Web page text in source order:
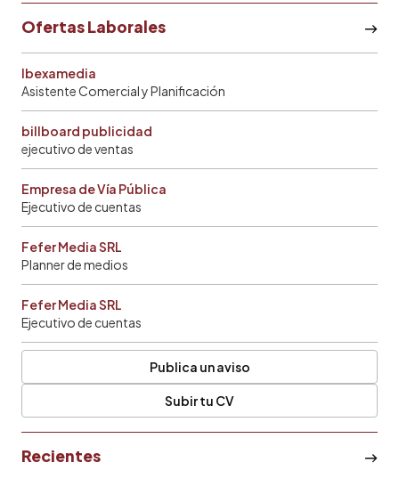
Ofertas Laborales
Ibexamedia
Asistente Comercial y Planificación
billboard publicidad
ejecutivo de ventas
Empresa de Vía Pública
Ejecutivo de cuentas
Fefer Media SRL
Planner de medios
Fefer Media SRL
Ejecutivo de cuentas
Publica un aviso
Subir tu CV
Recientes